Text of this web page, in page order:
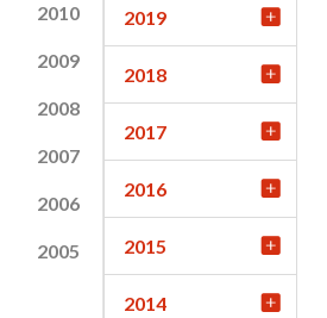
2010
2009
2008
2007
2006
2005
2019
2018
2017
2016
2015
2014